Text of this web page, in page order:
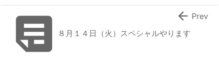
 ８月１４日（火）スペシャルやります
 Prev